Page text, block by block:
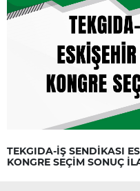
TEKGIDA-İŞ SENDİKASI
KONGRE SEÇİM SONUÇ